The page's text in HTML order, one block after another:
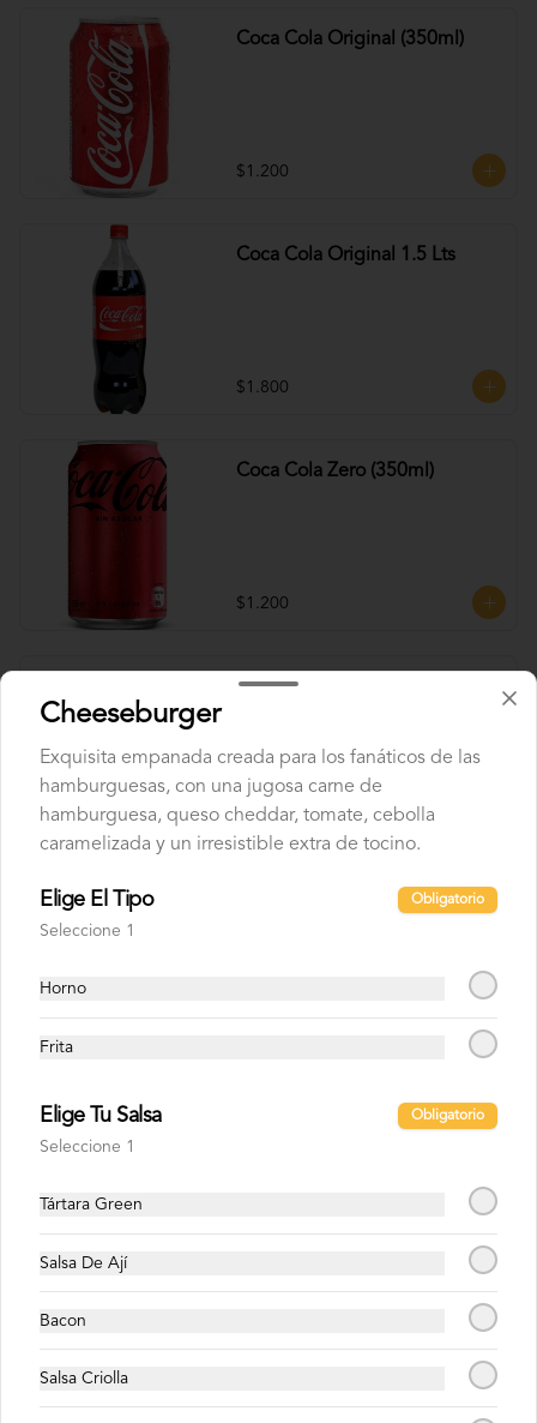
Coca Cola Original (350ml)
$1.200
Coca Cola Original 1.5 Lts
$1.800
Coca Cola Zero (350ml)
$1.200
Fanta (350ml)
$1.200
Conócenos
Cheeseburger
Exquisita empanada creada para los fanáticos de las
hamburguesas, con una jugosa carne de
hamburguesa, queso cheddar, tomate, cebolla
caramelizada y un irresistible extra de tocino.
Elige El Tipo Obligatorio
Seleccione 1
Horno
Frita
Elige Tu Salsa Obligatorio
Seleccione 1
Tártara Green
Salsa De Ají
Bacon
Salsa Criolla